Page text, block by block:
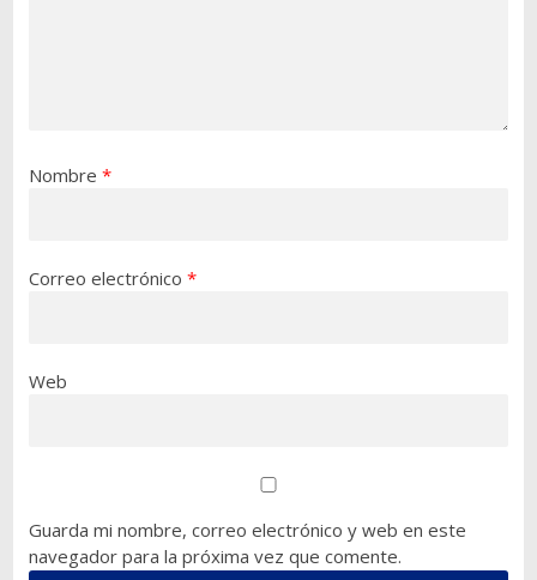
Nombre *
Correo electrónico *
Web
Guarda mi nombre, correo electrónico y web en este
navegador para la próxima vez que comente.